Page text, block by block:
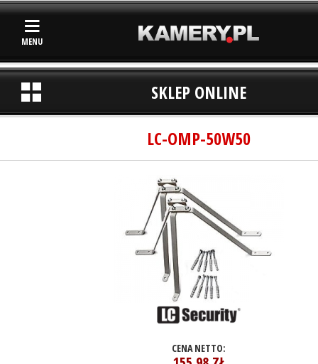
MENU
SKLEP ONLINE
LC-OMP-50W50
CENA NETTO: